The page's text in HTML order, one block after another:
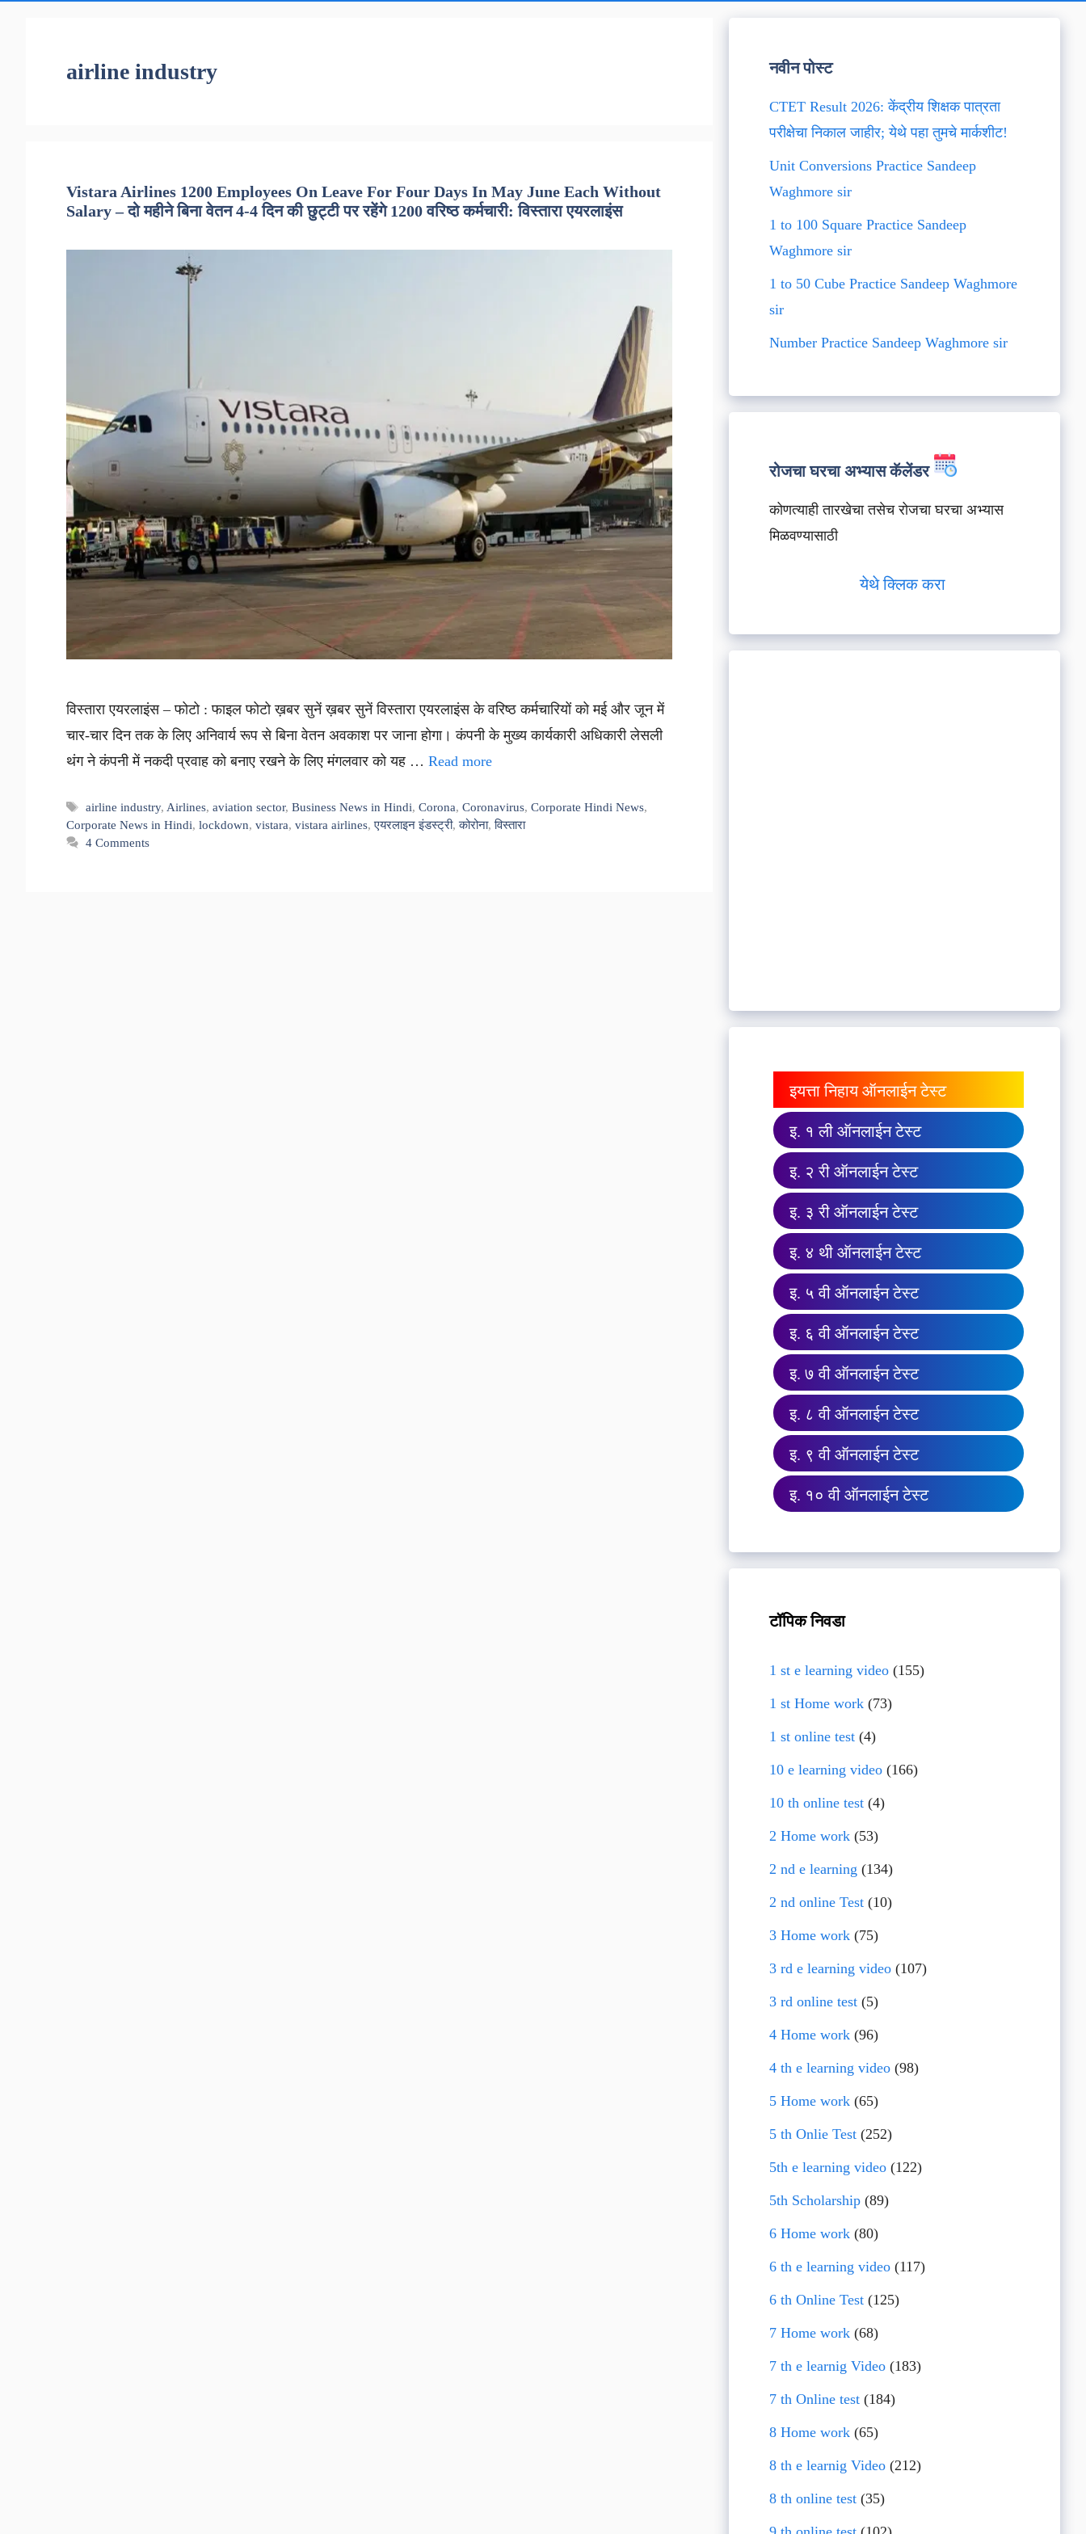
airline industry
Vistara Airlines 1200 Employees On Leave For Four Days In May June Each Without
Salary – दो महीने बिना वेतन 4-4 दिन की छुट्टी पर रहेंगे 1200 वरिष्ठ कर्मचारी: विस्तारा एयरलाइंस
विस्तारा एयरलाइंस – फोटो : फाइल फोटो ख़बर सुनें ख़बर सुनें विस्तारा एयरलाइंस के वरिष्ठ कर्मचारियों को मई और जून में
चार-चार दिन तक के लिए अनिवार्य रूप से बिना वेतन अवकाश पर जाना होगा। कंपनी के मुख्य कार्यकारी अधिकारी लेसली
थंग ने कंपनी में नकदी प्रवाह को बनाए रखने के लिए मंगलवार को यह … Read more
Tags
airline industry, Airlines,aviation sector,Business News in Hindi,Corona,Coronavirus,Corporate Hindi News,
Corporate News in Hindi, lockdown, vistara, vistara airlines,एयरलाइन इंडस्ट्री,कोरोना,विस्तारा
4 Comments
नवीन पोस्ट
CTET Result 2026: केंद्रीय शिक्षक पात्रता
परीक्षेचा निकाल जाहीर; येथे पहा तुमचे मार्कशीट!
Unit Conversions Practice Sandeep
Waghmore sir
1 to 100 Square Practice Sandeep
Waghmore sir
1 to 50 Cube Practice Sandeep Waghmore
sir
Number Practice Sandeep Waghmore sir
रोजचा घरचा अभ्यास कॅलेंडर
कोणत्याही तारखेचा तसेच रोजचा घरचा अभ्यास
मिळवण्यासाठी
येथे क्लिक करा
इयत्ता निहाय ऑनलाईन टेस्ट
इ. १ ली ऑनलाईन टेस्ट
इ. २ री ऑनलाईन टेस्ट
इ. ३ री ऑनलाईन टेस्ट
इ. ४ थी ऑनलाईन टेस्ट
इ. ५ वी ऑनलाईन टेस्ट
इ. ६ वी ऑनलाईन टेस्ट
इ. ७ वी ऑनलाईन टेस्ट
इ. ८ वी ऑनलाईन टेस्ट
इ. ९ वी ऑनलाईन टेस्ट
इ. १० वी ऑनलाईन टेस्ट
टॉपिक निवडा
1 st e learning video(155)
1 st Home work(73)
1 st online test(4)
10 e learning video(166)
10 th online test(4)
2 Home work(53)
2 nd e learning (134)
2 nd online Test(10)
3 Home work(75)
3 rd e learning video(107)
3 rd online test(5)
4 Home work(96)
4 th e learning video(98)
5 Home work(65)
5 th Onlie Test(252)
5th e learning video(122)
5th Scholarship(89)
6 Home work(80)
6 th e learning video(117)
6 th Online Test(125)
7 Home work(68)
7 th e learnig Video(183)
7 th Online test(184)
8 Home work(65)
8 th e learnig Video(212)
8 th online test(35)